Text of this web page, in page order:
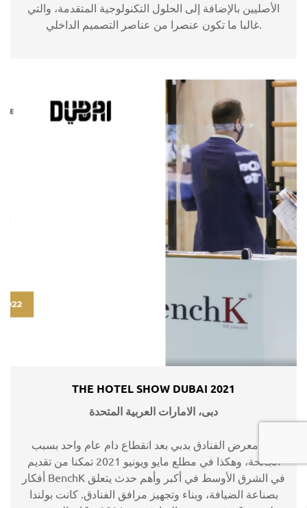
الأصليين بالإضافة إلى الحلول التكنولوجية المتقدمة، والتي
غالبا ما تكون عنصرا من عناصر التصميم الداخلي.
THE HOTEL SHOW DUBAI 2021
دبى، الامارات العربية المتحدة
عاد معرض الفنادق بدبي بعد انقطاع دام عام واحد بسبب
الجائحة، وهكذا في مطلع مايو ويونيو 2021 تمكنا من تقديم
أفكار BenchK في الشرق الأوسط في أكبر وأهم حدث يتعلق
بصناعة الضيافة، وبناء وتجهيز مرافق الفنادق. كانت بولندا